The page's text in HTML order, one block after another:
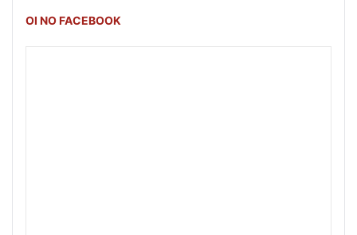
OI NO FACEBOOK